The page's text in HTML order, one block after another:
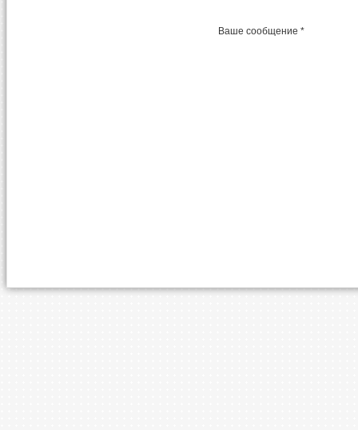
Ваше сообщение *